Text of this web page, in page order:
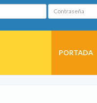
Contraseña
PORTADA